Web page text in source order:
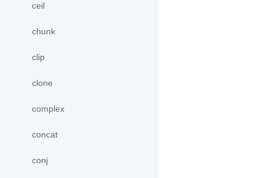
ceil
chunk
clip
clone
complex
concat
conj